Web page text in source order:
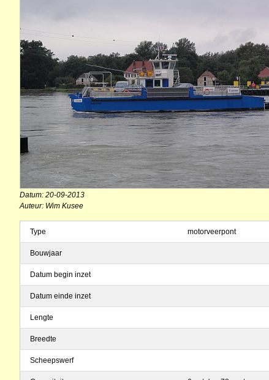
Datum: 20-09-2013
Auteur: Wim Kusee
Type motorveerpont
Bouwjaar
Datum begin inzet
Datum einde inzet
Lengte
Breedte
Scheepswerf